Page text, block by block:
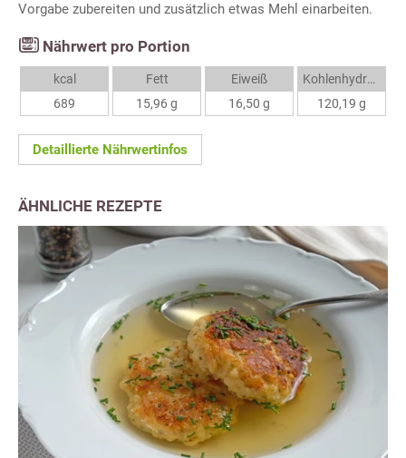
Vorgabe zubereiten und zusätzlich etwas Mehl einarbeiten.
Nährwert pro Portion
kcal
689
Fett
15,96 g
Eiweiß
16,50 g
Kohlenhydrate
120,19 g
Detaillierte Nährwertinfos
ÄHNLICHE REZEPTE